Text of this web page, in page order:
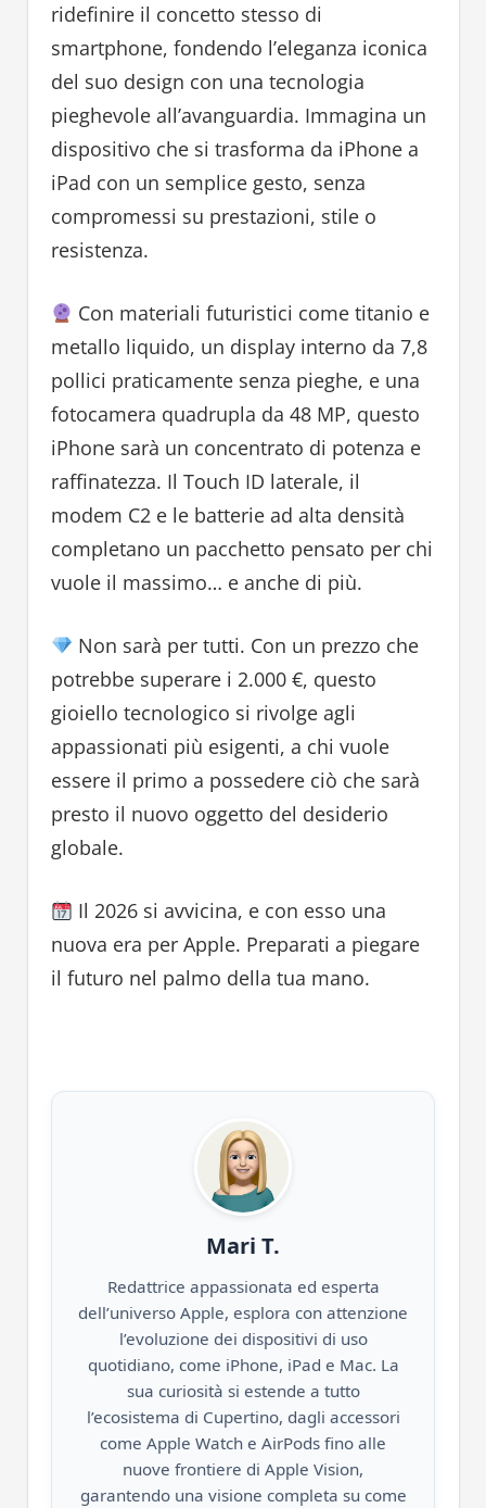
ridefinire il concetto stesso di
smartphone, fondendo l’eleganza iconica
del suo design con una tecnologia
pieghevole all’avanguardia. Immagina un
dispositivo che si trasforma da iPhone a
iPad con un semplice gesto, senza
compromessi su prestazioni, stile o
resistenza.
Con materiali futuristici come titanio e
metallo liquido, un display interno da 7,8
pollici praticamente senza pieghe, e una
fotocamera quadrupla da 48 MP, questo
iPhone sarà un concentrato di potenza e
raffinatezza. Il Touch ID laterale, il
modem C2 e le batterie ad alta densità
completano un pacchetto pensato per chi
vuole il massimo… e anche di più.
Non sarà per tutti. Con un prezzo che
potrebbe superare i 2.000 €, questo
gioiello tecnologico si rivolge agli
appassionati più esigenti, a chi vuole
essere il primo a possedere ciò che sarà
presto il nuovo oggetto del desiderio
globale.
Il 2026 si avvicina, e con esso una
nuova era per Apple. Preparati a piegare
il futuro nel palmo della tua mano.
Mari T.
Redattrice appassionata ed esperta
dell’universo Apple, esplora con attenzione
l’evoluzione dei dispositivi di uso
quotidiano, come iPhone, iPad e Mac. La
sua curiosità si estende a tutto
l’ecosistema di Cupertino, dagli accessori
come Apple Watch e AirPods fino alle
nuove frontiere di Apple Vision,
garantendo una visione completa su come